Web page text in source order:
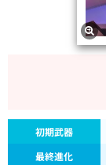
初期武器
最終進化